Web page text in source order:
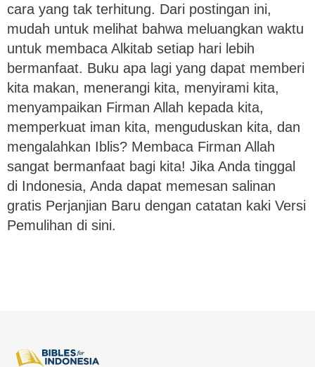
cara yang tak terhitung. Dari postingan ini,
mudah untuk melihat bahwa meluangkan waktu
untuk membaca Alkitab setiap hari lebih
bermanfaat. Buku apa lagi yang dapat memberi
kita makan, menerangi kita, menyirami kita,
menyampaikan Firman Allah kepada kita,
memperkuat iman kita, menguduskan kita, dan
mengalahkan Iblis? Membaca Firman Allah
sangat bermanfaat bagi kita! Jika Anda tinggal
di Indonesia, Anda dapat memesan salinan
gratis Perjanjian Baru dengan catatan kaki Versi
Pemulihan di sini.